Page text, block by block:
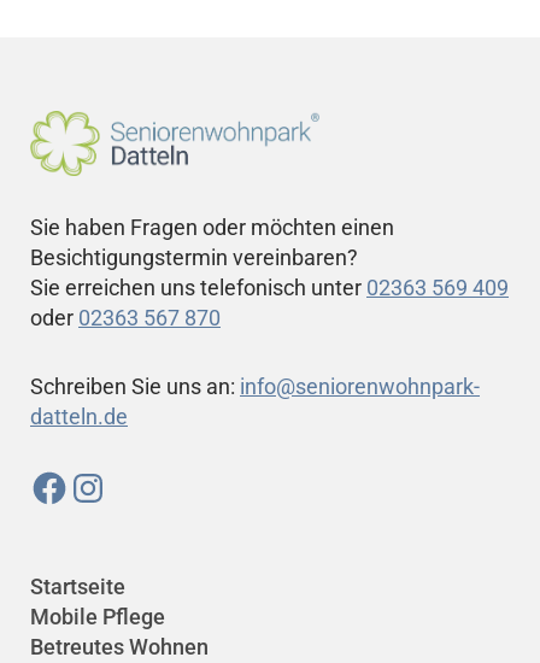
Sie haben Fragen oder möchten einen
Besichtigungstermin vereinbaren?
Sie erreichen uns telefonisch unter 02363 569 409
oder 02363 567 870
Schreiben Sie uns an: info@seniorenwohnpark-
datteln.de
Startseite
Mobile Pflege
Betreutes Wohnen